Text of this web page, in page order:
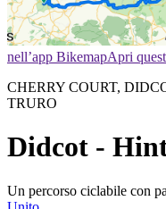
nell’app BikemapApri
CHERRY COURT,
TRURO
Didcot -
Un percorso ciclabile con